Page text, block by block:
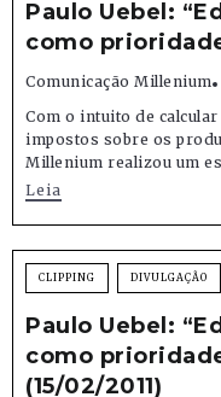
Paulo Uebel:
como
Comunicação Millenium
Com o intuito de
impostos sobre os
Millenium realizou um
Leia
CLIPPING DIVULGAÇÃO
Paulo Uebel:
como
(15/02/2011)